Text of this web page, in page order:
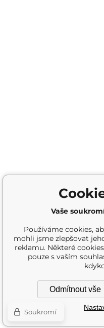
Vaše
Používáme cookies,
mohli jsme zlepšovat
reklamu. Některé
pouze s vaším
Odmítnout vše
Soukromí